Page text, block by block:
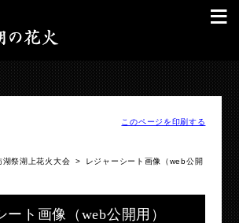
≡
このページを印刷する
湖祭湖上花火大会 >
レジャーシート画像（web公開
ート画像（web公開用）